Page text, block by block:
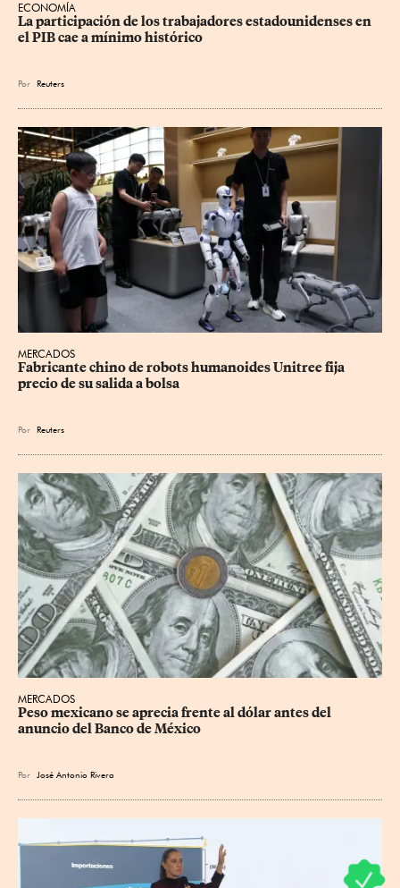
ECONOMÍA
La participación de los trabajadores estadounidenses en
el PIB cae a mínimo histórico
Por Reuters
MERCADOS
Fabricante chino de robots humanoides Unitree fija
precio de su salida a bolsa
Por Reuters
MERCADOS
Peso mexicano se aprecia frente al dólar antes del
anuncio del Banco de México
Por José Antonio Rivera